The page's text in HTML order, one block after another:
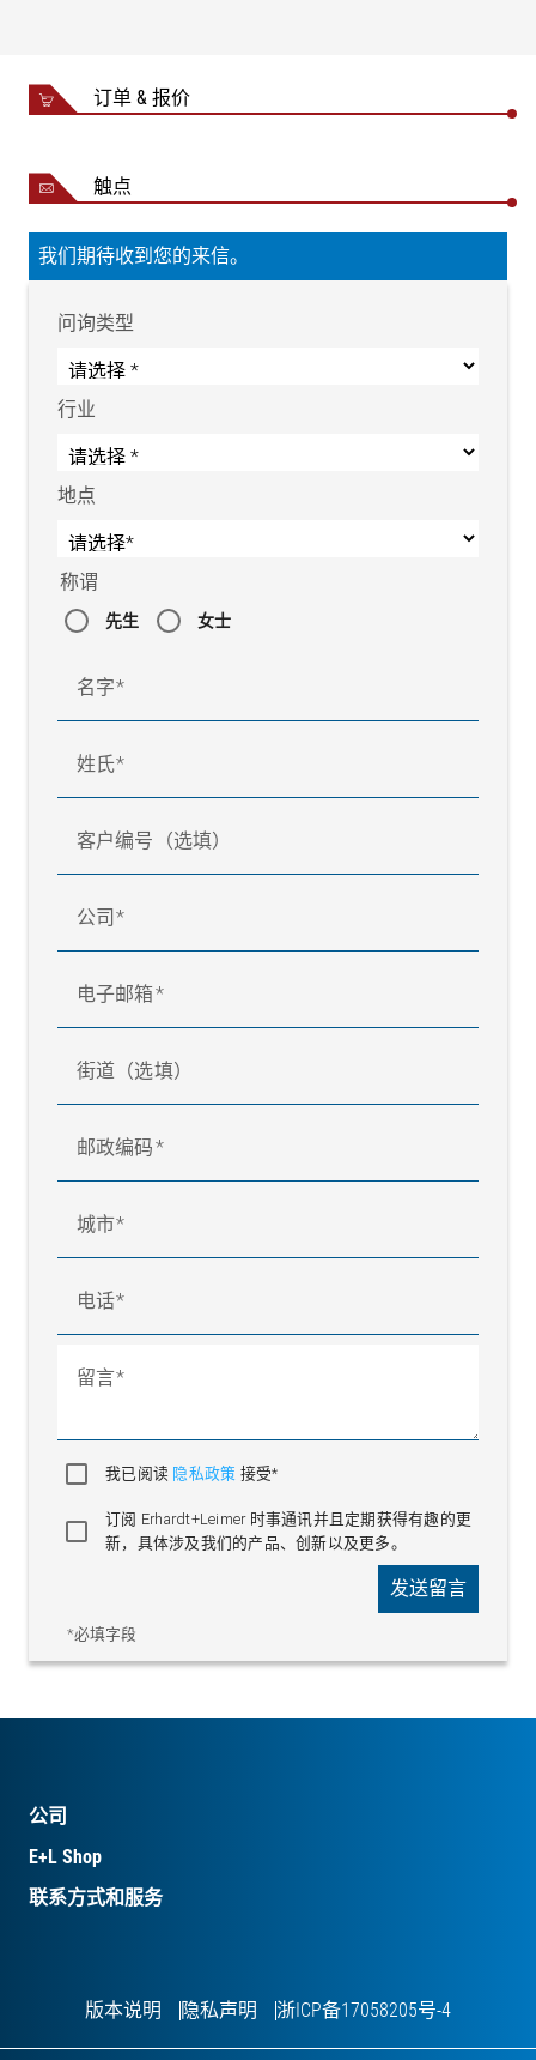
防护等级
IP 54
额定调节速度 (可设置)
环境温度
10 °C 至 50 °C
额定调节行程（以 100 mm 为步
进）
200 mm 至 3000
重量
订单 & 报价
触点
我们期待收到您的来信。
问询类型
行业
地点
称谓
先生 女士
名字
姓氏
客户编号（选填）
公司
电子邮箱
街道（选填）
邮政编码
城市
电话
留言
我已阅读 隐私政策 接受*
订阅 Erhardt+Leimer 时事通讯并且定期获得有趣的更
新，具体涉及我们的产品、创新以及更多。
*必填字段
发送留言
公司
E+L Shop
联系方式和服务
版本说明 隐私声明 浙ICP备17058205号-4